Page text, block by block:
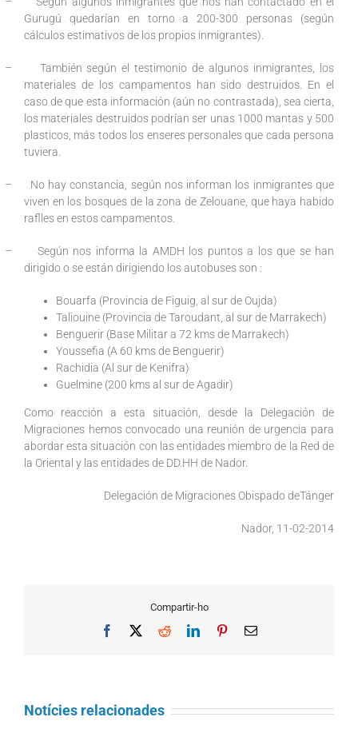
Gurugú quedarían en torno a 200-300 personas (según
cálculos estimativos de los propios inmigrantes).
–
También según el testimonio de algunos inmigrantes, los
materiales de los campamentos han sido destruidos. En el
caso de que esta información (aún no contrastada), sea cierta,
los materiales destruidos podrían ser unas 1000 mantas y 500
plasticos, más todos los enseres personales que cada persona
tuviera.
–
No hay constancia, según nos informan los inmigrantes que
viven en los bosques de la zona de Zelouane, que haya habido
raflles en estos campamentos.
–
Según nos informa la AMDH los puntos a los que se han
dirigido o se están dirigiendo los autobuses son :
Bouarfa (Provincia de Figuig, al sur de Oujda)
Taliouine (Provincia de Taroudant, al sur de Marrakech)
Benguerir (Base Militar a 72 kms de Marrakech)
Youssefia (A 60 kms de Benguerir)
Rachidia (Al sur de Kenifra)
Guelmine (200 kms al sur de Agadir)
Como reacción a esta situación, desde la Delegación de
Migraciones hemos convocado una reunión de urgencia para
abordar esta situación con las entidades miembro de la Red de
la Oriental y las entidades de DD.HH de Nador.
Delegación de Migraciones Obispado deTánger
Nador, 11-02-2014
Compartir-ho
Facebook RedditLinkedInPinterestEmail
Notícies relacionades